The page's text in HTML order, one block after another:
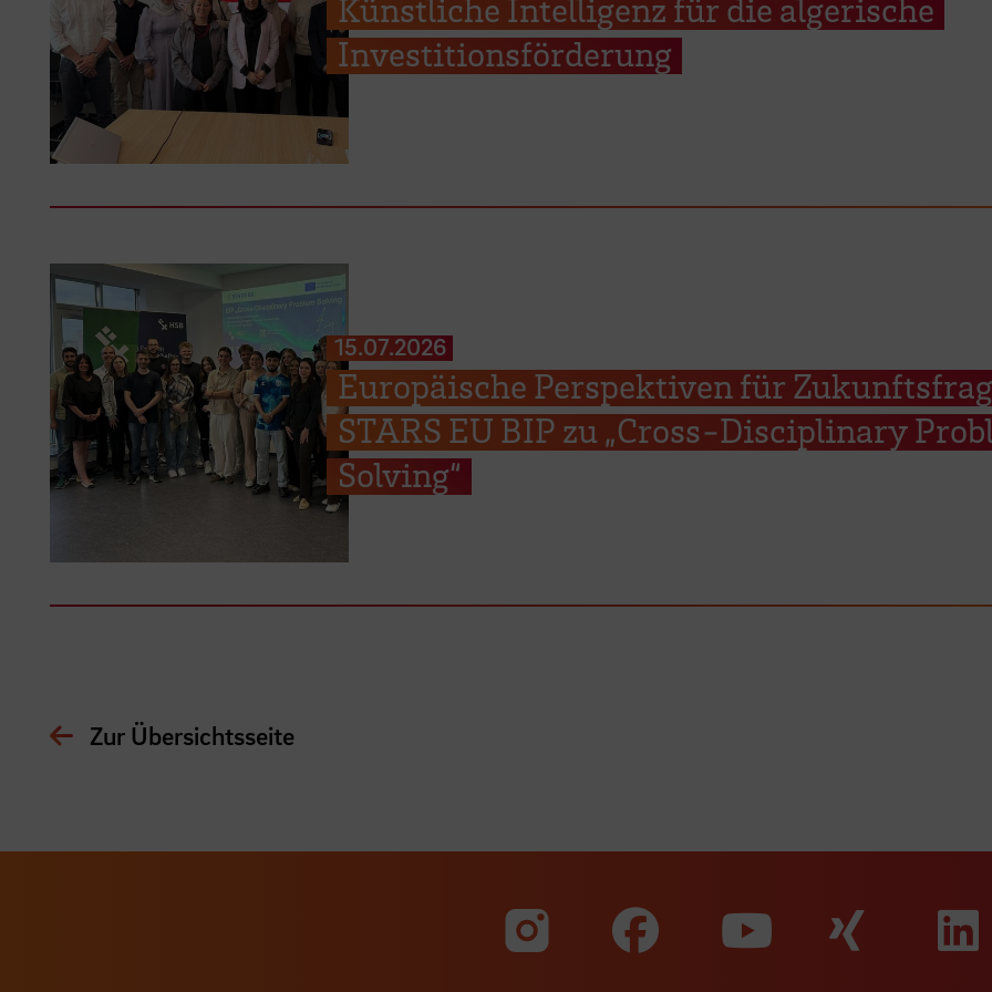
Künstliche Intelligenz für die algerische
Investitionsförderung
15.07.2026
Europäische Perspektiven für
STARS EU BIP zu „Cross-Disciplinary
Solving“
Zur Übersichtsseite
Zu unserer
Zu